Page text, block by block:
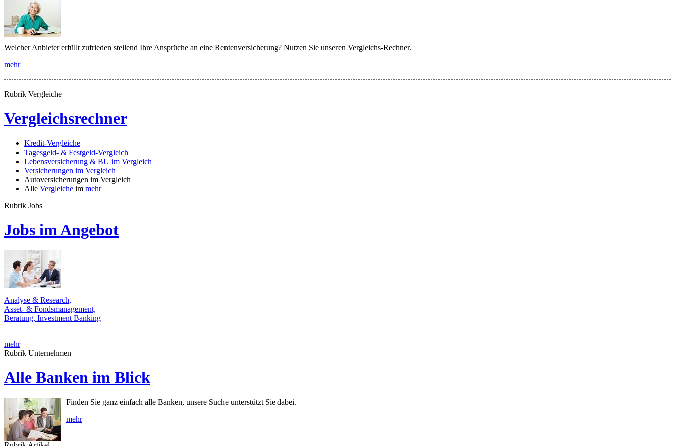
Welcher Anbieter erfüllt zufrieden stellend Ihre Ansprüche an eine Rentenversicherung? Nutzen Sie unseren Vergleichs-Rechner.
mehr
Rubrik Vergleiche
Vergleichsrechner
Kredit-Vergleiche
Tagesgeld- & Festgeld-Vergleich
Lebensversicherung & BU im Vergleich
Versicherungen im Vergleich
Autoversicherungen im Vergleich
Alle Vergleiche im mehr
Rubrik Jobs
Jobs im Angebot
Analyse & Research,
Asset- & Fondsmanagement,
Beratung, Investment Banking
mehr
Rubrik Unternehmen
Alle Banken im Blick
Finden Sie ganz einfach alle Banken, unsere Suche unterstützt Sie dabei.
mehr